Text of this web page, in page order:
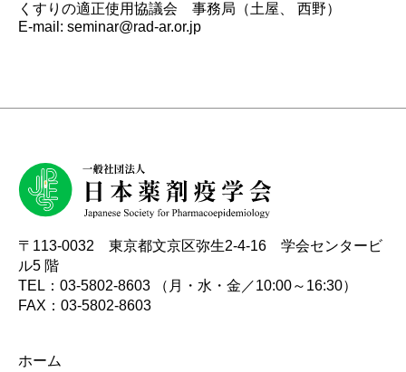
くすりの適正使用協議会 事務局（土屋、 西野）
E-mail: seminar@rad-ar.or.jp
〒113-0032 東京都文京区弥生2-4-16 学会センタービ
ル5 階
TEL：03-5802-8603 （月・水・金／10:00～16:30）
FAX：03-5802-8603
ホーム